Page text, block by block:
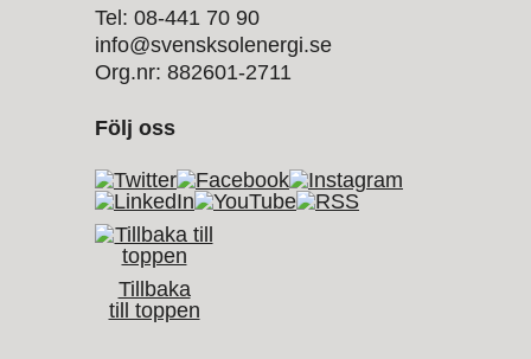
Tel: 08-441 70 90
info@svensksolenergi.se
Org.nr: 882601-2711
Följ oss
Tillbaka
till toppen